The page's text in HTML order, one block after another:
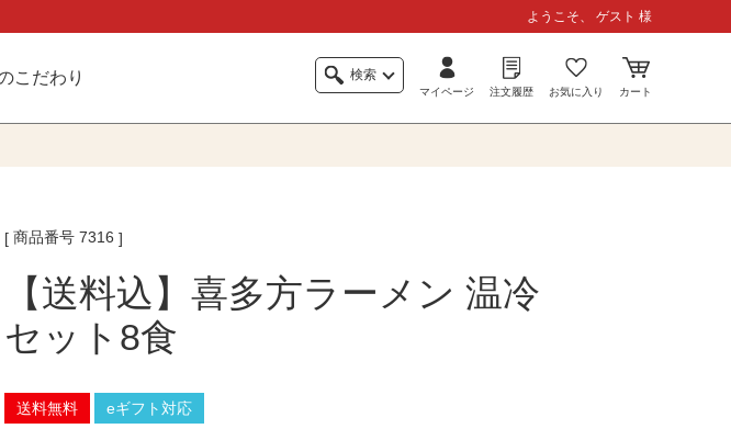
ようこそ、 ゲスト 様
こだわり 検索
マイページ 注文履歴 お気に入り カート
商品番号 7316
【送料込】喜多方ラーメン 温冷
セット8食
送料無料 eギフト対応